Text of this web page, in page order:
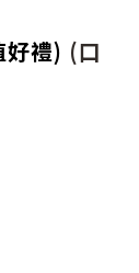
好禮) (口